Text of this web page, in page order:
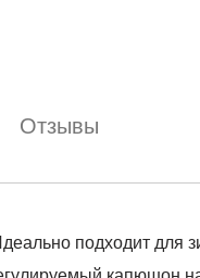
Отзывы
подходит